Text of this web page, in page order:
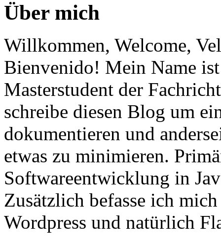
Über mich
Willkommen, Welcome,
Bienvenido! Mein Name
Masterstudent der
schreibe diesen Blog um
dokumentieren und
etwas zu minimieren.
Softwareentwicklung in
Zusätzlich befasse ich
Wordpress und natürlich